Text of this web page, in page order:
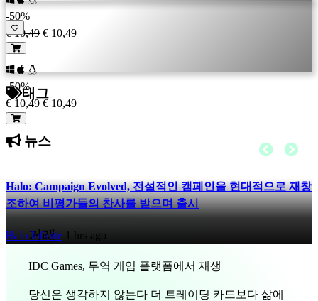
PT
RO
RU
SR
SV
TH
TR
UK
VI
-50%
€ 10,49 € 10,49
-50%
€ 10,49 € 10,49
태그
뉴스
Halo: Campaign Evolved, 전설적인 캠페인을 현대적으로 재창
조하여 비평가들의 찬사를 받으며 출시
Halo Infinite 1 hrs ago
거래
IDC Games, 무역 게임 플랫폼에서 재생
당신은 생각하지 않는다 더 트레이딩 카드보다 삶에